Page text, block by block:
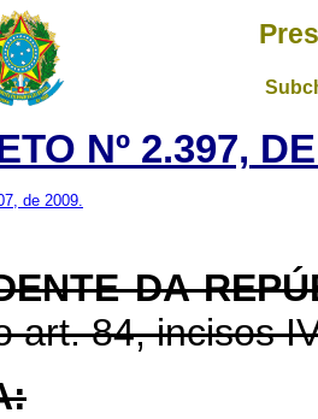
Nº 2.397,
de 2009.
DA
art. 84, incisos